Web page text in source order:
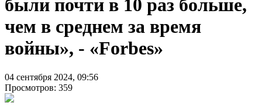
были почти в 10 раз больше,
чем в среднем за время
войны», - «Forbes»
04 сентября 2024, 09:56
Просмотров: 359